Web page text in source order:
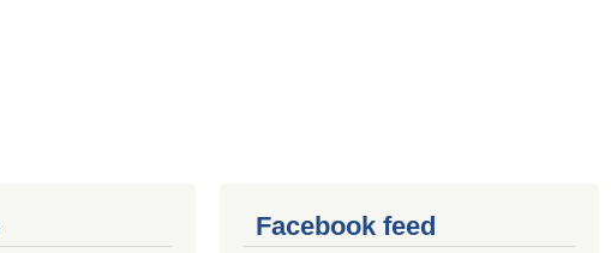
Facebook feed